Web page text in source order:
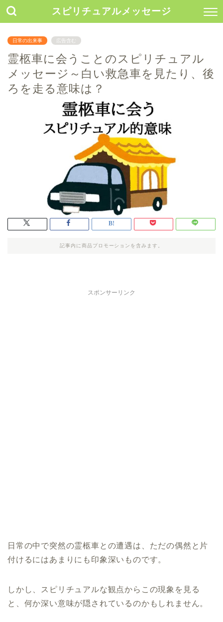
スピリチュアルメッセージ
日常の出来事 広告含む
霊柩車に会うことのスピリチュアル
メッセージ～白い救急車を見たり、後
ろを走る意味は？
記事内に商品プロモーションを含みます。
スポンサーリンク
日常の中で突然の霊柩車との遭遇は、ただの偶然と片
付けるにはあまりにも印象深いものです。
しかし、スピリチュアルな観点からこの現象を見る
と、何か深い意味が隠されているのかもしれません。